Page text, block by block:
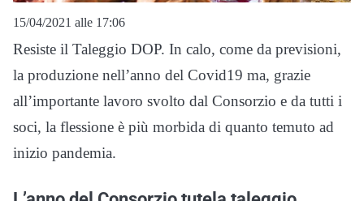
15/04/2021 alle 17:06
Resiste il Taleggio DOP. In calo, come da previsioni,
la produzione nell’anno del Covid19 ma, grazie
all’importante lavoro svolto dal Consorzio e da tutti i
soci, la flessione è più morbida di quanto temuto ad
inizio pandemia.